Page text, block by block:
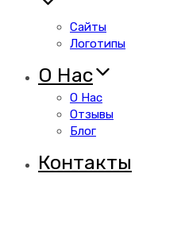
Сайты
Логотипы
О Нас
О Нас
Отзывы
Блог
Контакты